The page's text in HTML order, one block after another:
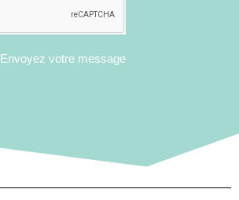
Envoyez votre message